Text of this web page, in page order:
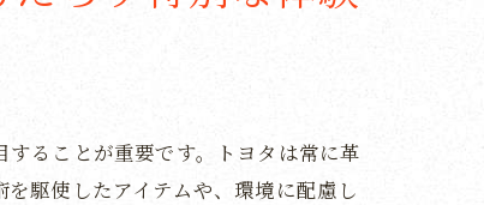
ることが重要です。トヨタは常に革
駆使したアイテムや、環境に配慮し